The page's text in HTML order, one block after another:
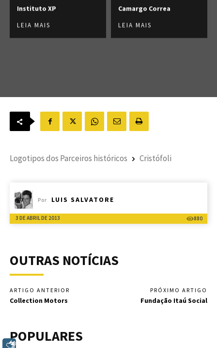
Instituto XP
LEIA MAIS
Camargo Correa
LEIA MAIS
Logotipos dos Parceiros históricos Cristófoli
Por LUIS SALVATORE
3 DE ABRIL DE 2013 880
OUTRAS NOTÍCIAS
ARTIGO ANTERIOR
Collection Motors
PRÓXIMO ARTIGO
Fundação Itaú Social
POPULARES